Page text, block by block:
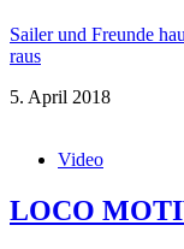
Sailer und Freunde
raus
5. April 2018
Video
LOCO